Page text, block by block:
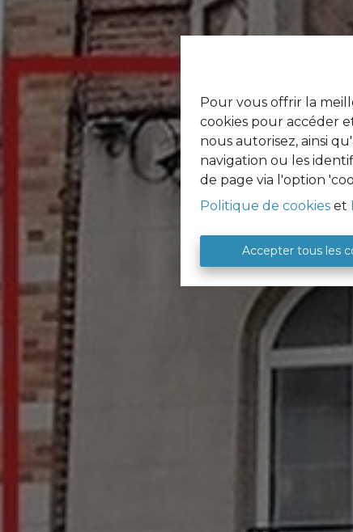
Pour vous offrir la
cookies pour accéder
nous autorisez, ainsi
navigation ou les
de page via l'option
Politique de cookies et
Accepter tous les